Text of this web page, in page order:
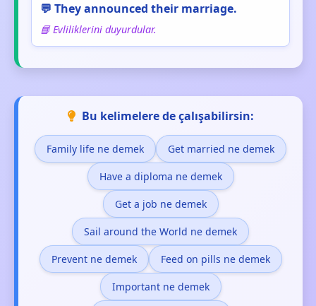
💬 They announced their marriage.
📘 Evliliklerini duyurdular.
Bu kelimelere de çalışabilirsin:
Family life ne demek Get married ne demek
Have a diploma ne demek
Get a job ne demek
Sail around the World ne demek
Prevent ne demek Feed on pills ne demek
Important ne demek